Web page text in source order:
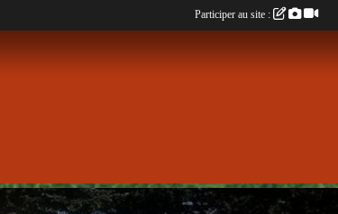
Participer au site :